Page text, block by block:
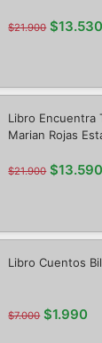
$21.900 $13.530
Libro Encuentra
Marian Rojas
$21.900 $13.590
Libro Cuentos
$7.000 $1.990